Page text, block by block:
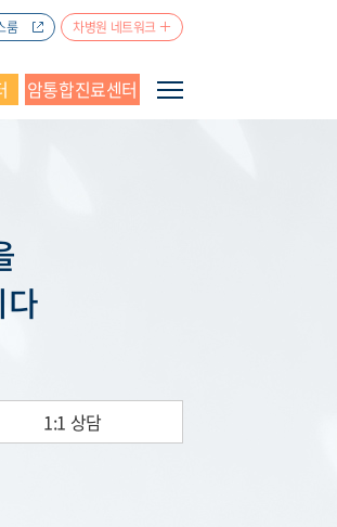
룸 차병원 네트워크
암통합진료센터
1:1 상담